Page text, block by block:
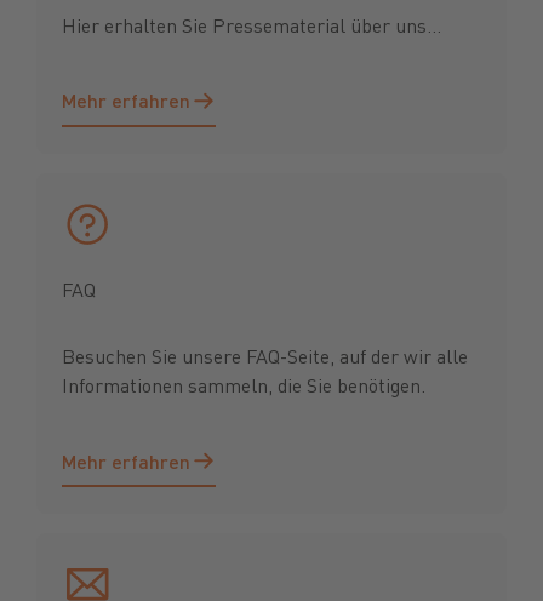
Hier erhalten Sie Pressematerial über uns...
Mehr erfahren
Mehr erfahren
FAQ
Besuchen Sie unsere FAQ-Seite, auf der wir alle
Informationen sammeln, die Sie benötigen.
Mehr erfahren
Mehr erfahren